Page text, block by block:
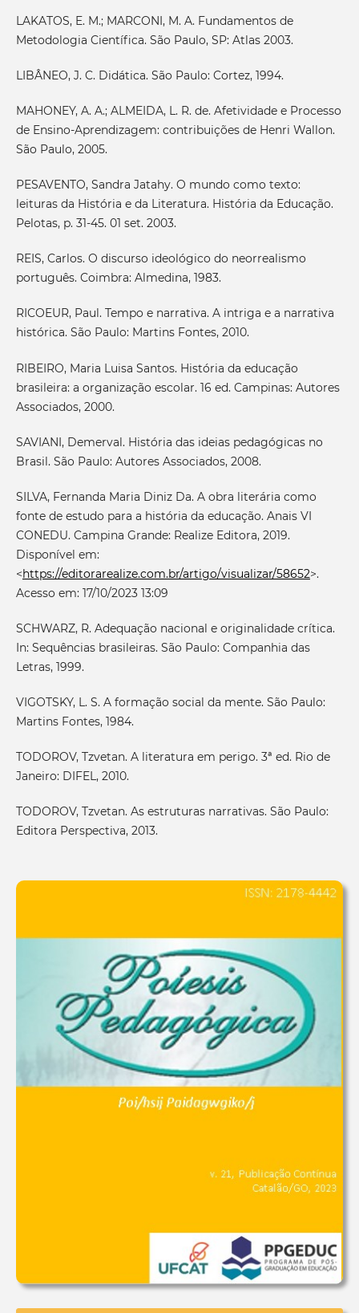
LAKATOS, E. M.; MARCONI, M. A. Fundamentos de
Metodologia Científica. São Paulo, SP: Atlas 2003.
LIBÂNEO, J. C. Didática. São Paulo: Cortez, 1994.
MAHONEY, A. A.; ALMEIDA, L. R. de. Afetividade e Processo
de Ensino-Aprendizagem: contribuições de Henri Wallon.
São Paulo, 2005.
PESAVENTO, Sandra Jatahy. O mundo como texto:
leituras da História e da Literatura. História da Educação.
Pelotas, p. 31-45. 01 set. 2003.
REIS, Carlos. O discurso ideológico do neorrealismo
português. Coimbra: Almedina, 1983.
RICOEUR, Paul. Tempo e narrativa. A intriga e a narrativa
histórica. São Paulo: Martins Fontes, 2010.
RIBEIRO, Maria Luisa Santos. História da educação
brasileira: a organização escolar. 16 ed. Campinas: Autores
Associados, 2000.
SAVIANI, Demerval. História das ideias pedagógicas no
Brasil. São Paulo: Autores Associados, 2008.
SILVA, Fernanda Maria Diniz Da. A obra literária como
fonte de estudo para a história da educação. Anais VI
CONEDU. Campina Grande: Realize Editora, 2019.
Disponível em:
<https://editorarealize.com.br/artigo/visualizar/58652>.
Acesso em: 17/10/2023 13:09
SCHWARZ, R. Adequação nacional e originalidade crítica.
In: Sequências brasileiras. São Paulo: Companhia das
Letras, 1999.
VIGOTSKY, L. S. A formação social da mente. São Paulo:
Martins Fontes, 1984.
TODOROV, Tzvetan. A literatura em perigo. 3ª ed. Rio de
Janeiro: DIFEL, 2010.
TODOROV, Tzvetan. As estruturas narrativas. São Paulo:
Editora Perspectiva, 2013.